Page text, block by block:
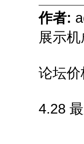
作者:
展示
论坛
4.28